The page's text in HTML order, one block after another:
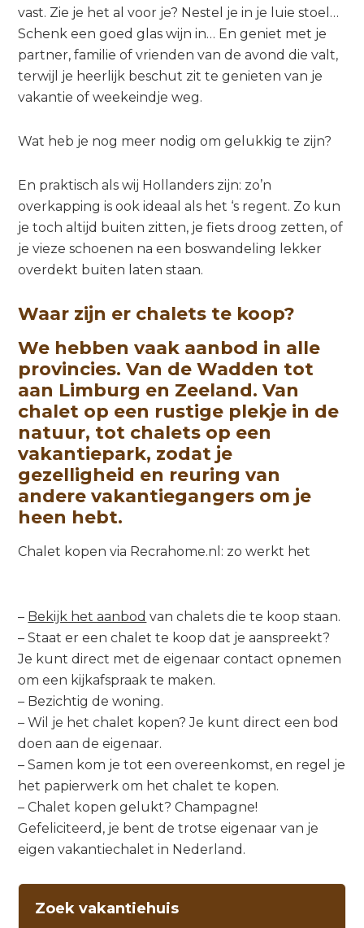
vast. Zie je het al voor je? Nestel je in je luie stoel…
Schenk een goed glas wijn in… En geniet met je
partner, familie of vrienden van de avond die valt,
terwijl je heerlijk beschut zit te genieten van je
vakantie of weekeindje weg.
Wat heb je nog meer nodig om gelukkig te zijn?
En praktisch als wij Hollanders zijn: zo’n
overkapping is ook ideaal als het ‘s regent. Zo kun
je toch altijd buiten zitten, je fiets droog zetten, of
je vieze schoenen na een boswandeling lekker
overdekt buiten laten staan.
Waar zijn er chalets te koop?
We hebben vaak aanbod in alle
provincies. Van de Wadden tot
aan Limburg en Zeeland. Van
chalet op een rustige plekje in de
natuur, tot chalets op een
vakantiepark, zodat je
gezelligheid en reuring van
andere vakantiegangers om je
heen hebt.
Chalet kopen via Recrahome.nl: zo werkt het
– Bekijk het aanbod van chalets die te koop staan.
– Staat er een chalet te koop dat je aanspreekt?
Je kunt direct met de eigenaar contact opnemen
om een kijkafspraak te maken.
– Bezichtig de woning.
– Wil je het chalet kopen? Je kunt direct een bod
doen aan de eigenaar.
– Samen kom je tot een overeenkomst, en regel je
het papierwerk om het chalet te kopen.
– Chalet kopen gelukt? Champagne!
Gefeliciteerd, je bent de trotse eigenaar van je
eigen vakantiechalet in Nederland.
Zoek vakantiehuis